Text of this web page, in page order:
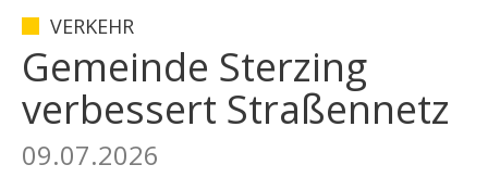
VERKEHR
Gemeinde Sterzing
verbessert Straßennetz
09.07.2026